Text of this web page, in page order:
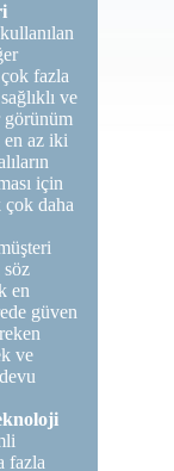
fazla
ve
görünüm
en az iki
için
daha
söz
en
güven
ve
fazla